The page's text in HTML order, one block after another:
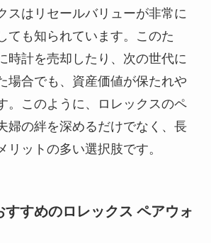
スはリセールバリューが非常に
ても知られています。このた
時計を売却したり、次の世代に
場合でも、資産価値が保たれや
。このように、ロレックスのペ
婦の絆を深めるだけでなく、長
リットの多い選択肢です。
すすめのロレックス ペアウォ